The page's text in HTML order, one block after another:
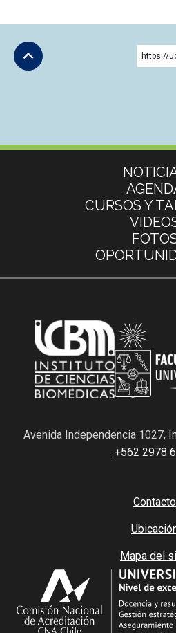
https://
CURSOS Y
Avenida Independencia 1027,
+562 2978
Contacto
Mapa del